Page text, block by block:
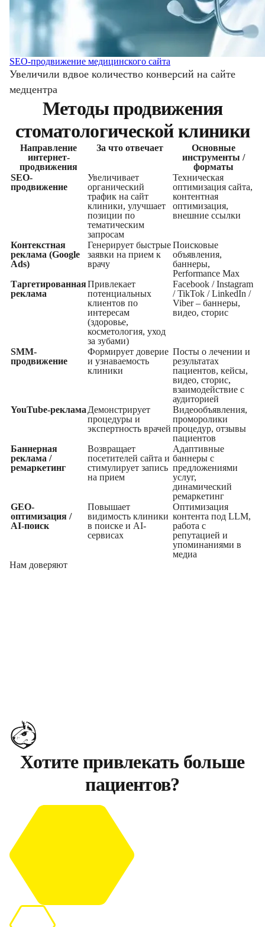
SEO-продвижение медицинского сайта
Увеличили вдвое количество конверсий на сайте
медцентра
Методы продвижения
стоматологической клиники
Направление
интернет-
продвижения
За что отвечает
Основные
инструменты /
форматы
SEO-
продвижение
Увеличивает
органический
трафик на сайт
клиники, улучшает
позиции по
тематическим
запросам
Техническая
оптимизация сайта,
контентная
оптимизация,
внешние ссылки
Контекстная
реклама (Google
Ads)
Генерирует быстрые
заявки на прием к
врачу
Поисковые
объявления,
баннеры,
Performance Max
Таргетированная
реклама
Привлекает
потенциальных
клиентов по
интересам
(здоровье,
косметология, уход
за зубами)
Facebook / Instagram
/ TikTok / LinkedIn /
Viber – баннеры,
видео, сторис
SMM-
продвижение
Формирует доверие
и узнаваемость
клиники
Посты о лечении и
результатах
пациентов, кейсы,
видео, сторис,
взаимодействие с
аудиторией
YouTube-реклама Демонстрирует
процедуры и
экспертность врачей
Видеообъявления,
проморолики
процедур, отзывы
пациентов
Баннерная
реклама /
ремаркетинг
Возвращает
посетителей сайта и
стимулирует запись
на прием
Адаптивные
баннеры с
предложениями
услуг,
динамический
ремаркетинг
GEO-
оптимизация /
AI-поиск
Повышает
видимость клиники
в поиске и AI-
сервисах
Оптимизация
контента под LLM,
работа с
репутацией и
упоминаниями в
медиа
Нам доверяют
Хотите привлекать больше
пациентов?